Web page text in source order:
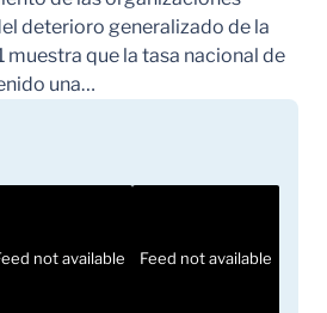
deterioro generalizado de la
muestra que la tasa nacional de
una…
not available Feed not available